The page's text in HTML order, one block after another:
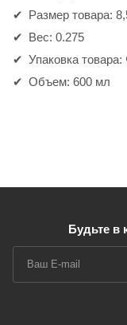
Размер товара:
Вес: 0.275
Упаковка
Объем: 600 мл
Будьте в